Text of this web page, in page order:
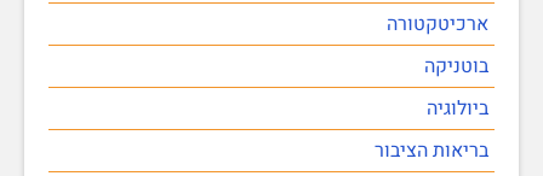
ארכיטקטורה
בוטניקה
ביולוגיה
בריאות הציבור